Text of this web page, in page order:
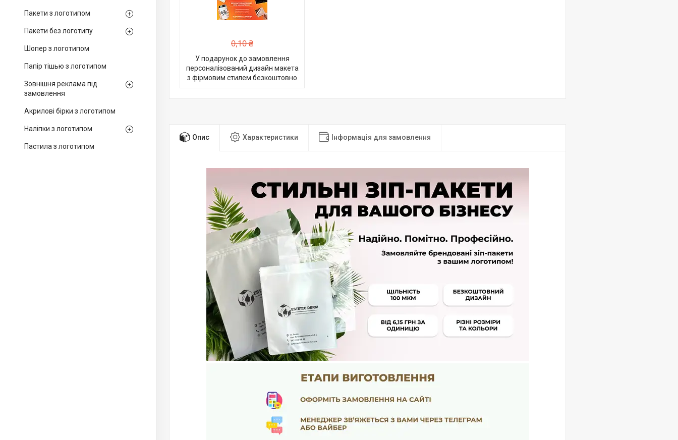
Пакети з логотипом
Пакети без логотипу
Шопер з логотипом
Папір тішью з логотипом
Зовнішня реклама під
замовлення
Акрилові бірки з логотипом
Наліпки з логотипом
Пастила з логотипом
0,10 ₴
У подарунок до замовлення
персоналізований дизайн макета
з фірмовим стилем безкоштовно
Опис Характеристики Інформація для замовлення